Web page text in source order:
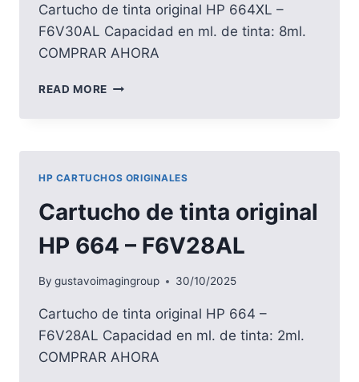
Cartucho de tinta original HP 664XL –
F6V30AL Capacidad en ml. de tinta: 8ml.
COMPRAR AHORA
READ MORE CARTUCHO
HP
F6V30AL
HP CARTUCHOS ORIGINALES
Cartucho de tinta original
HP 664 – F6V28AL
By gustavoimagingroup 30/10/2025
Cartucho de tinta original HP 664 –
F6V28AL Capacidad en ml. de tinta: 2ml.
COMPRAR AHORA